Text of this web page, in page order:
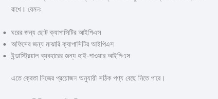
রাখে। যেমন:
ঘরের জন্য ছোট ক্যাপাসিটির আইপিএস
অফিসের জন্য মাঝারি ক্যাপাসিটির আইপিএস
ইন্ডাস্ট্রিয়াল ব্যবহারের জন্য হাই-পাওয়ার আইপিএস
এতে ক্রেতা নিজের প্রয়োজন অনুযায়ী সঠিক পণ্য বেছে নিতে পারে।